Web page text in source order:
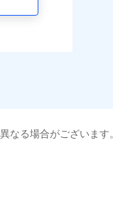
なる場合がございます